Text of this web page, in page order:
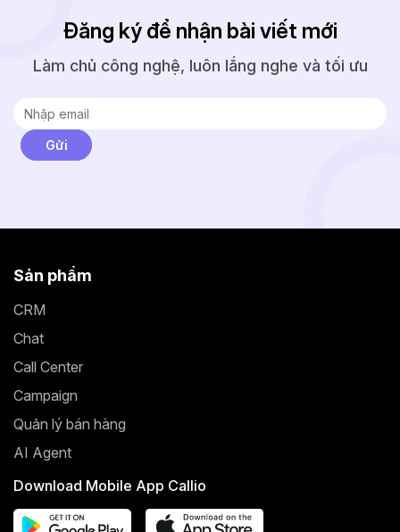
Đăng ký để nhận bài viết mới
Làm chủ công nghệ, luôn lắng nghe và tối ưu
Sản phẩm
CRM
Chat
Call Center
Campaign
Quản lý bán hàng
AI Agent
Download Mobile App Callio